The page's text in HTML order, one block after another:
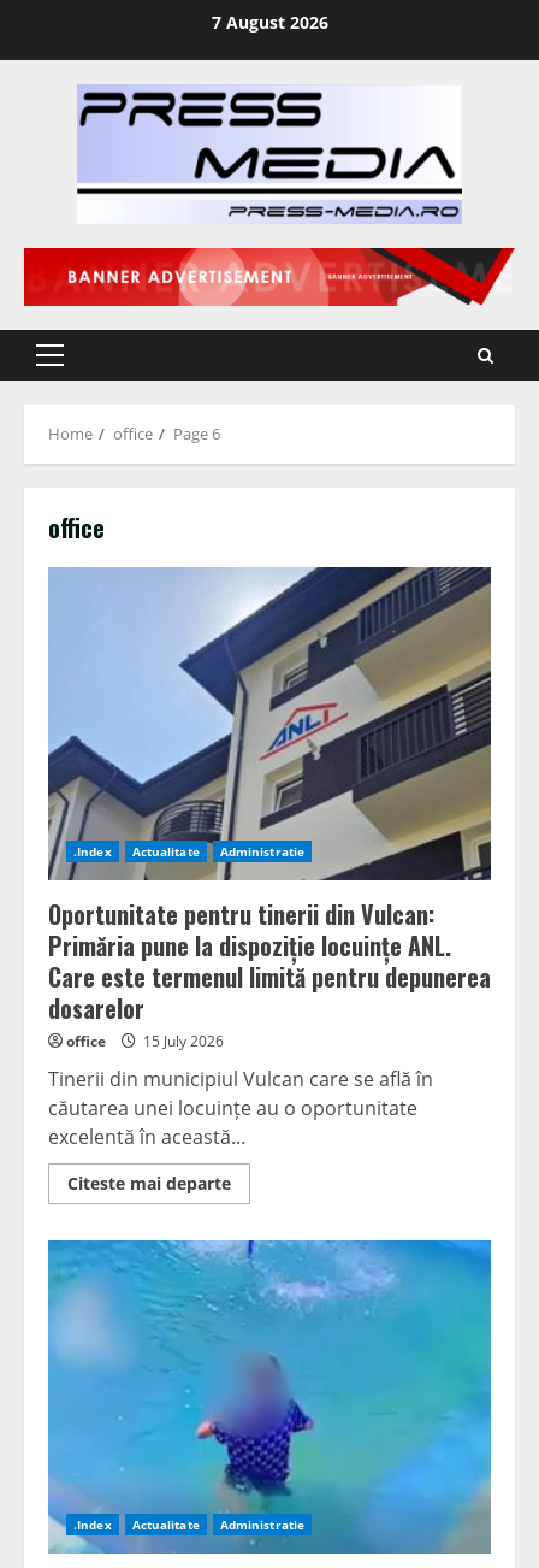
7 August 2026
Primary
Home office Page 6
office
.Index Actualitate Administratie
Oportunitate pentru tinerii din Vulcan:
Primăria pune la dispoziție locuințe ANL.
Care este termenul limită pentru depunerea
dosarelor
office 15 July 2026
Tinerii din municipiul Vulcan care se află în
căutarea unei locuințe au o oportunitate
excelentă în această...
Citeste mai departeRead
more
pentru
tinerii
Vulcan:
Primăria
dispoziție
Care
este
termenul
limită
pentru
depunerea
dosarelor
.Index Actualitate Administratie